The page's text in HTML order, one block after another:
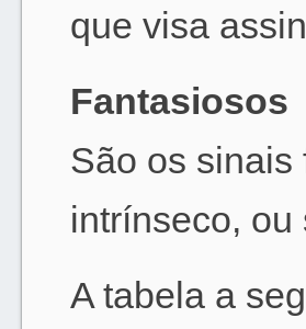
que visa
Fantasiosos
São os sinais
intrínseco,
A tabela a